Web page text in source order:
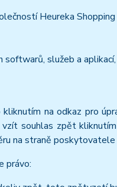
Heureka
služeb a
na odkaz pro
souhlas zpět
na straně poskytovatele
právo: